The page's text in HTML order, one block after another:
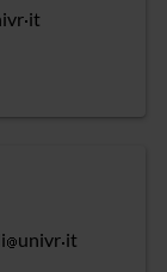
it
univr it